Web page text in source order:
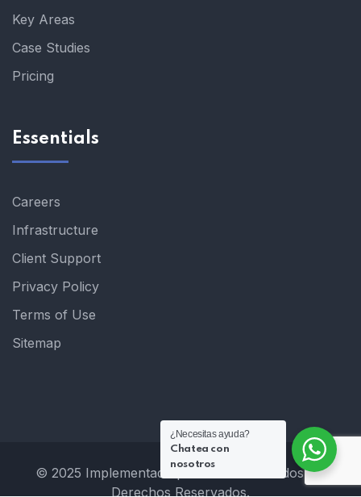
Key Areas
Case Studies
Pricing
Essentials
Careers
Infrastructure
Client Support
Privacy Policy
Terms of Use
Sitemap
© 2025 Implementado por Hostclick. Todos los
Derechos Reservados.
¿Necesitas ayuda?
Chatea con
nosotros